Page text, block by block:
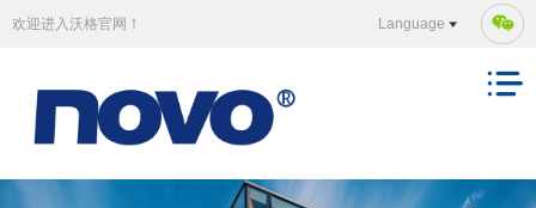
欢迎进入沃格官网！ Language